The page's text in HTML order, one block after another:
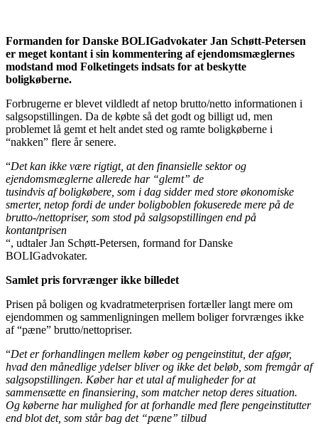
Formanden for Danske BOLIGadvokater Jan Schøtt-Petersen
er meget kontant i sin kommentering af ejendomsmæglernes
modstand mod Folketingets indsats for at beskytte
boligkøberne.
Forbrugerne er blevet vildledt af netop brutto/netto informationen i
salgsopstillingen. Da de købte så det godt og billigt ud, men
problemet lå gemt et helt andet sted og ramte boligkøberne i
“nakken” flere år senere.
“Det kan ikke være rigtigt, at den finansielle sektor og
ejendomsmæglerne allerede har “glemt” de
tusindvis af boligkøbere, som i dag sidder med store økonomiske
smerter, netop fordi de under boligboblen fokuserede mere på de
brutto-/nettopriser, som stod på salgsopstillingen end på
kontantprisen
“, udtaler Jan Schøtt-Petersen, formand for Danske
BOLIGadvokater.
Samlet pris forvrænger ikke billedet
Prisen på boligen og kvadratmeterprisen fortæller langt mere om
ejendommen og sammenligningen mellem boliger forvrænges ikke
af “pæne” brutto/nettopriser.
“Det er forhandlingen mellem køber og pengeinstitut, der afgør,
hvad den månedlige ydelser bliver og ikke det beløb, som fremgår af
salgsopstillingen. Køber har et utal af muligheder for at
sammensætte en finansiering, som matcher netop deres situation.
Og køberne har mulighed for at forhandle med flere pengeinstitutter
end blot det, som står bag det “pæne” tilbud